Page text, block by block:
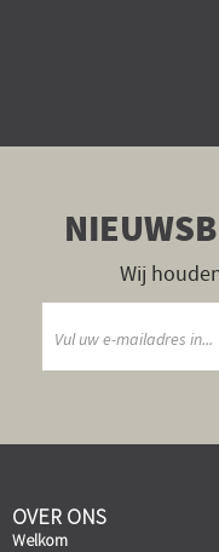
Wij
OVER ONS
Welkom